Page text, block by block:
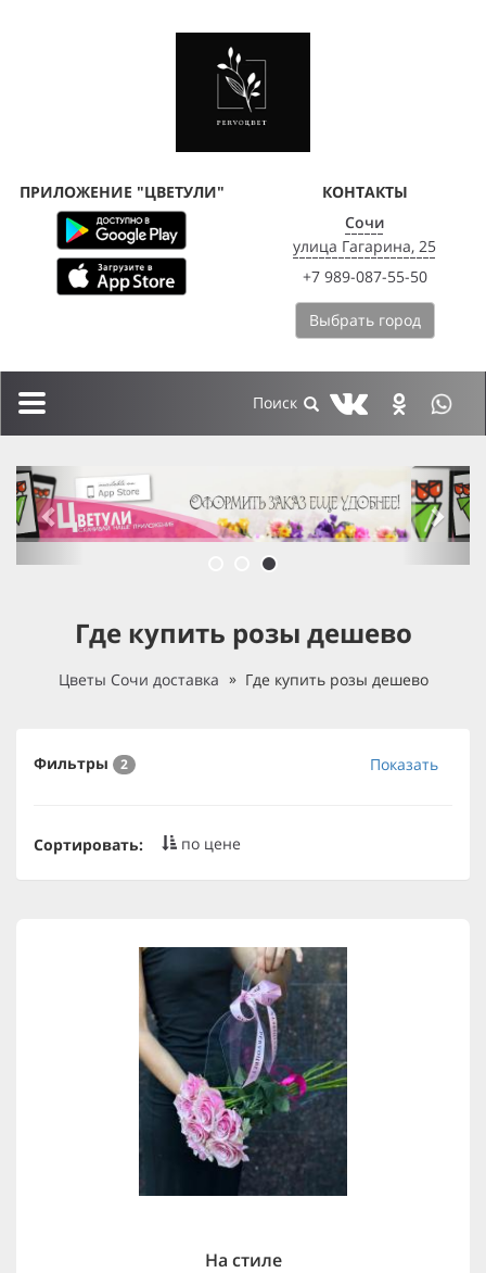
ПРИЛОЖЕНИЕ "ЦВЕТУЛИ"
КОНТАКТЫ
Сочи
улица Гагарина, 25
+7 989-087-55-50
Выбрать город
Toggle
previous next
Где купить розы дешево
Цветы Сочи доставка Где купить розы дешево
Фильтры 2 Показать
Сортировать: по цене
На стиле